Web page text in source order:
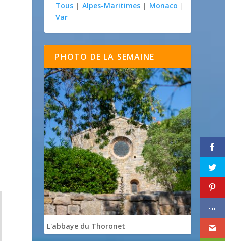
Tous | Alpes-Maritimes | Monaco |
Var
PHOTO DE LA SEMAINE
L'abbaye du Thoronet